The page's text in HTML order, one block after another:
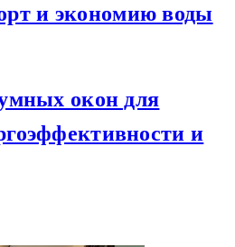
и экономию воды
окон для
и